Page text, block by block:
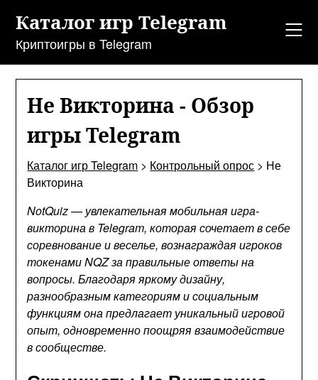
содержанию
Каталог игр Telegram
Криптоигры в Telegram
Не Викторина - Обзор
игры Telegram
Каталог игр Telegram > Контрольный опрос > Не
Викторина
NotQuiz — увлекательная мобильная игра-
викторина в Telegram, которая сочетает в себе
соревнование и веселье, вознаграждая игроков
токенами NQZ за правильные ответы на
вопросы. Благодаря яркому дизайну,
разнообразным категориям и социальным
функциям она предлагает уникальный игровой
опыт, одновременно поощряя взаимодействие
в сообществе.